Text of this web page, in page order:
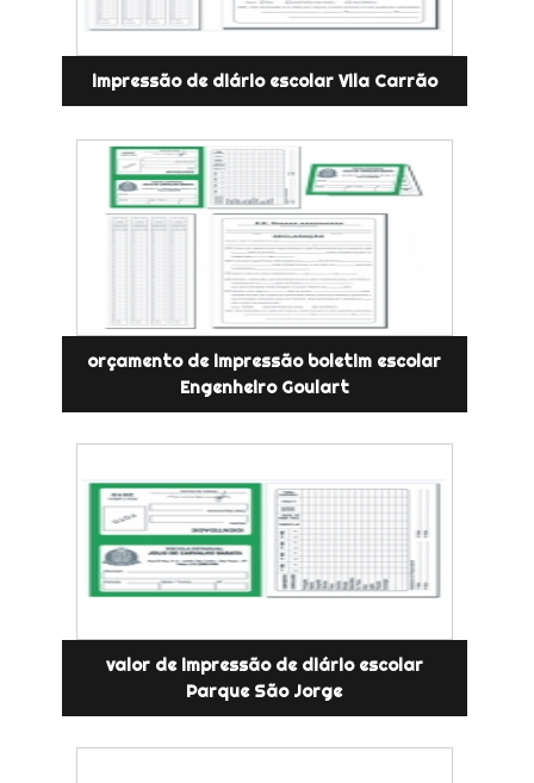
impressão de diário escolar Vila Carrão
orçamento de impressão boletim escolar
Engenheiro Goulart
valor de impressão de diário escolar
Parque São Jorge